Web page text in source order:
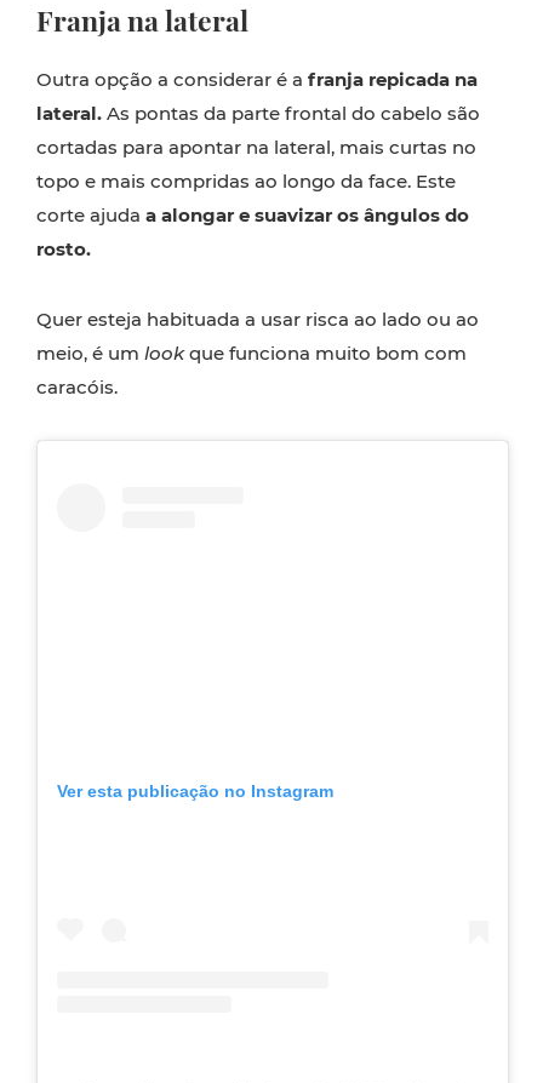
Franja na lateral
Outra opção a considerar é a franja repicada na
lateral. As pontas da parte frontal do cabelo são
cortadas para apontar na lateral, mais curtas no
topo e mais compridas ao longo da face. Este
corte ajuda a alongar e suavizar os ângulos do
rosto.
Quer esteja habituada a usar risca ao lado ou ao
meio, é um lookque funciona muito bom com
caracóis.
Ver esta publicação no Instagram